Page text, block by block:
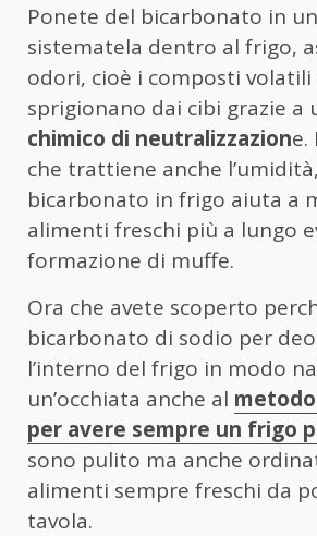
Ponete del bicarbonato in
sistematela dentro al frigo,
odori, cioè i composti volatili
sprigionano dai cibi grazie a
chimico di neutralizzazione.
che trattiene anche
bicarbonato in frigo aiuta a
alimenti freschi più a lungo
formazione di muffe.
Ora che avete scoperto
bicarbonato di sodio per
l’interno del frigo in modo
un’occhiata anche al
per avere sempre un frigo
sono pulito ma anche
alimenti sempre freschi da
tavola.